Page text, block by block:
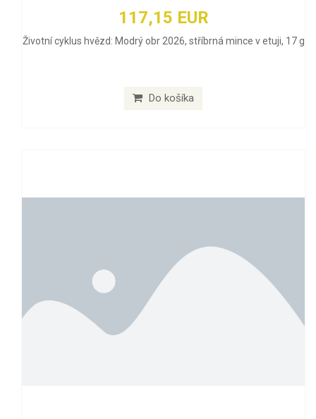
117,15 EUR
Životní cyklus hvězd: Modrý obr 2026, stříbrná mince v etuji, 17 g
Do košíka